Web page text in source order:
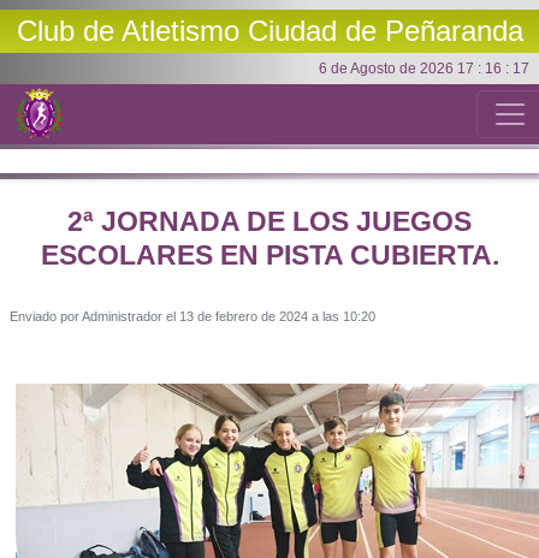
Club de Atletismo Ciudad de Peñaranda
6 de Agosto de 2026 17 : 16 : 17
2ª JORNADA DE LOS JUEGOS
ESCOLARES EN PISTA CUBIERTA.
Enviado por Administrador el 13 de febrero de 2024 a las 10:20